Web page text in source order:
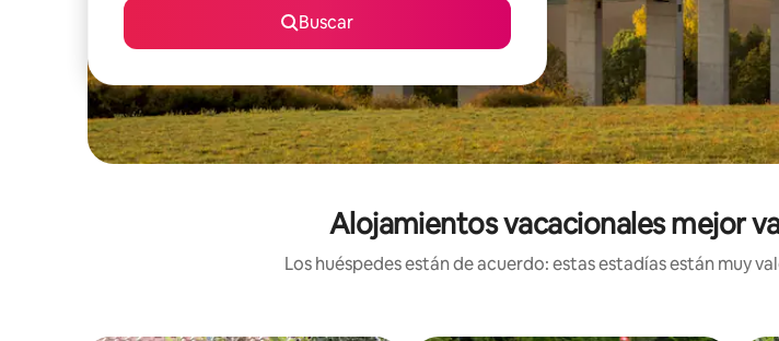
Buscar
Alojamientos vacacionales mejor
Los huéspedes están de acuerdo: estas estadías están muy